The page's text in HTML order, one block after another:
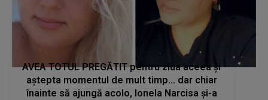
AVEA TOTUL PREGĂTIT pentru ziua aceea și
aștepta momentul de mult timp... dar chiar
înainte să ajungă acolo, Ionela Narcisa și-a